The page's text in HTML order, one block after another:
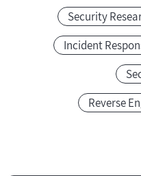
Security
Incident
Reverse